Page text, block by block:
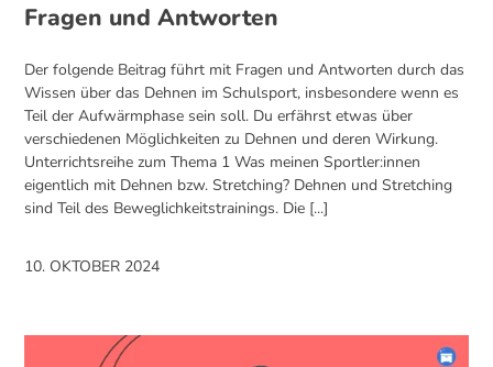
Fragen und Antworten
Der folgende Beitrag führt mit Fragen und Antworten durch das
Wissen über das Dehnen im Schulsport, insbesondere wenn es
Teil der Aufwärmphase sein soll. Du erfährst etwas über
verschiedenen Möglichkeiten zu Dehnen und deren Wirkung.
Unterrichtsreihe zum Thema 1 Was meinen Sportler:innen
eigentlich mit Dehnen bzw. Stretching? Dehnen und Stretching
sind Teil des Beweglichkeitstrainings. Die [...]
10. OKTOBER 2024